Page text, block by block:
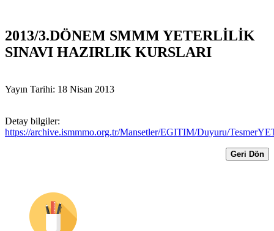
2013/3.DÖNEM SMMM YETERLİLİK
SINAVI HAZIRLIK KURSLARI
Yayın Tarihi: 18 Nisan 2013
Detay bilgiler:
https://archive.ismmmo.org.tr/Mansetler/EGITIM/Duyuru/
Geri Dön